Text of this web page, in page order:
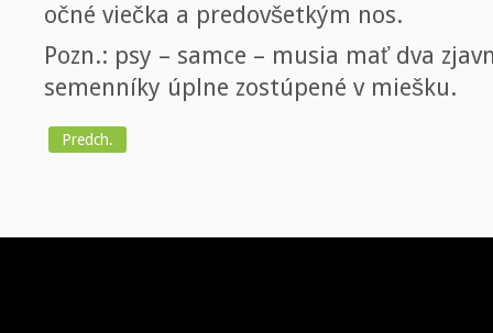
očné viečka a predovšetkým nos.
Pozn.: psy – samce – musia mať dva
semenníky úplne zostúpené v miešku.
Predch.